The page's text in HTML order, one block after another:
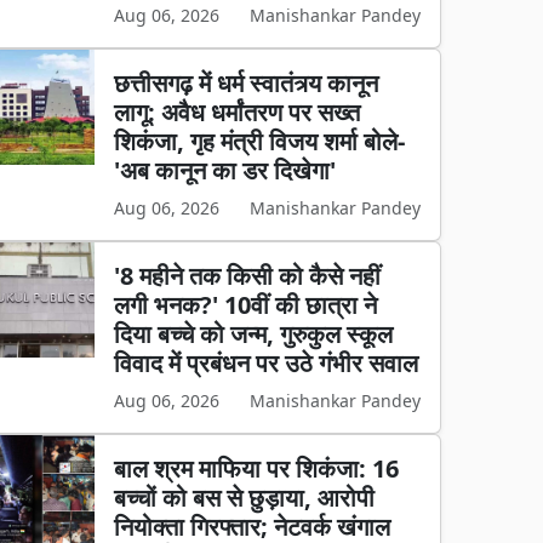
Aug 06, 2026 Manishankar Pandey
छत्तीसगढ़ में धर्म स्वातंत्र्य कानून
लागू: अवैध धर्मांतरण पर सख्त
शिकंजा, गृह मंत्री विजय शर्मा बोले-
'अब कानून का डर दिखेगा'
Aug 06, 2026 Manishankar Pandey
'8 महीने तक किसी को कैसे नहीं
लगी भनक?' 10वीं की छात्रा ने
दिया बच्चे को जन्म, गुरुकुल स्कूल
विवाद में प्रबंधन पर उठे गंभीर सवाल
Aug 06, 2026 Manishankar Pandey
बाल श्रम माफिया पर शिकंजा: 16
बच्चों को बस से छुड़ाया, आरोपी
नियोक्ता गिरफ्तार; नेटवर्क खंगाल